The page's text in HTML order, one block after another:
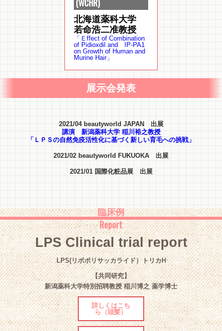
(WCHR)
北海道薬科大学
若命浩二准教授
「Ｅffect of Combination
of Pidioxdil and IP-PA1
on Growth of Human and
Murine Hair」
展示会発表
2021/04 beautyworld JAPAN 出展
講演 新潟薬科大学 稲川裕之教授
「ＬＰＳの自然免疫活性化に基づく新しい育毛への挑戦」
2021/02 beautyworld FUKUOKA 出展
2021/01 国際化粧品展 出展
臨床例
Report
LPS Clinical trial report
LPS(リポポリサッカライド）トリカH
【共同研究】
新潟薬科大学特別招聘教授 稲川博之 薬学博士
詳しくはこち
ら（頭髪）